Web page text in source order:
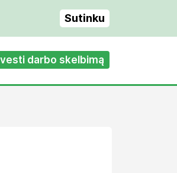
Sutinku
Įvesti darbo skelbimą